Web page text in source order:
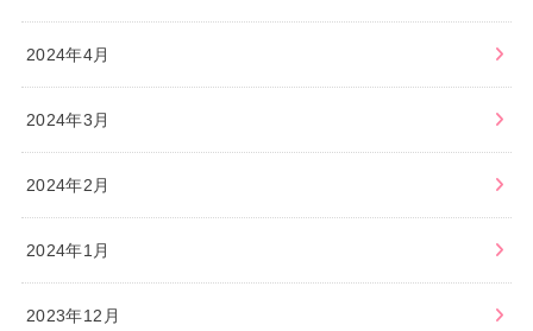
2024年4月
2024年3月
2024年2月
2024年1月
2023年12月